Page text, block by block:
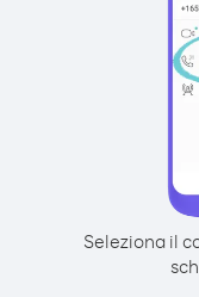
Seleziona il